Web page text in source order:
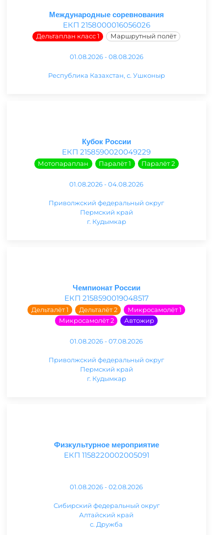
Международные соревнования
ЕКП 2158000016056026
Дельтаплан класс 1 Маршрутный полёт
01.08.2026 - 08.08.2026
Республика Казахстан, с. Ушконыр
Кубок России
ЕКП 2158590020049229
Мотопараплан Паралёт 1 Паралёт 2
01.08.2026 - 04.08.2026
Приволжский федеральный округ
Пермский край
г. Кудымкар
Чемпионат России
ЕКП 2158590019048517
Дельталёт 1 Дельталёт 2
Микросамолёт 1
Микросамолёт 2
Автожир
01.08.2026 - 07.08.2026
Приволжский федеральный округ
Пермский край
г. Кудымкар
Физкультурное мероприятие
ЕКП 1158220002005091
01.08.2026 - 02.08.2026
Сибирский федеральный округ
Алтайский край
с. Дружба